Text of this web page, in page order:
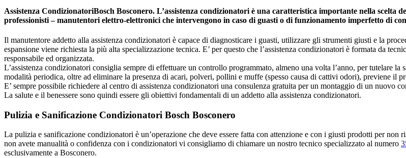
Assistenza CondizionatoriBosch Bosconero. L’assistenza condizionatori è una caratteristica importante nella scelta
professionisti – manutentori elettro-elettronici che intervengono in caso di guasti o di funzionamento imperfetto di
Il manutentore addetto alla assistenza condizionatori è capace di diagnosticare i guasti, utilizzare gli strumenti giusti e la
espansione viene richiesta la più alta specializzazione tecnica. E’ per questo che l’assistenza condizionatori è formata da
responsabile ed organizzata.
L’assistenza condizionatori consiglia sempre di effettuare un controllo programmato, almeno una volta l’anno, per tutelare
modalità periodica, oltre ad eliminare la presenza di acari, polveri, pollini e muffe (spesso causa di cattivi odori), previene il
E’ sempre possibile richiedere al centro di assistenza condizionatori una consulenza gratuita per un montaggio di un nuovo
La salute e il benessere sono quindi essere gli obiettivi fondamentali di un addetto alla assistenza condizionatori.
Pulizia e Sanificazione Condizionatori Bosch Bosconero
La pulizia e sanificazione condizionatori è un’operazione che deve essere fatta con attenzione e con i giusti prodotti per
non avete manualità o confidenza con i condizionatori vi consigliamo di chiamare un nostro tecnico specializzato al numero
esclusivamente a Bosconero.